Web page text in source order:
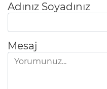
Adınız Soyadınız
Mesaj